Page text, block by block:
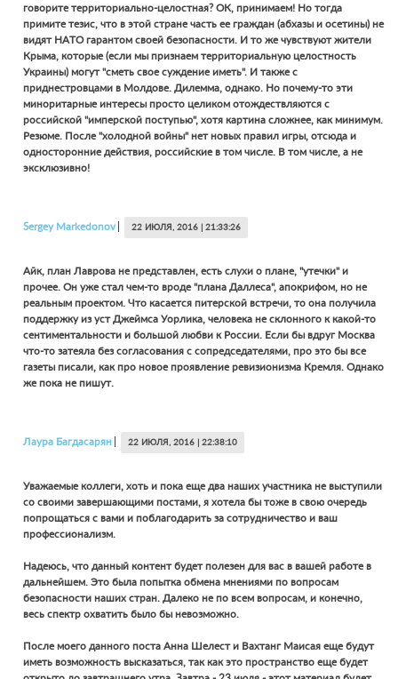
говорите территориально-целостная? ОК, принимаем! Но тогда
примите тезис, что в этой стране часть ее граждан (абхазы и осетины) не
видят НАТО гарантом своей безопасности. И то же чувствуют жители
Крыма, которые (если мы признаем территориальную целостность
Украины) могут "сметь свое суждение иметь". И также с
приднестровцами в Молдове. Дилемма, однако. Но почему-то эти
миноритарные интересы просто целиком отождествляются с
российской "имперской поступью", хотя картина сложнее, как минимум.
Резюме. После "холодной войны" нет новых правил игры, отсюда и
односторонние действия, российские в том числе. В том числе, а не
эксклюзивно!
Sergey Markedonov 22 ИЮЛЯ, 2016 | 21:33:26
Айк, план Лаврова не представлен, есть слухи о плане, "утечки" и
прочее. Он уже стал чем-то вроде "плана Даллеса", апокрифом, но не
реальным проектом. Что касается питерской встречи, то она получила
поддержку из уст Джеймса Уорлика, человека не склонного к какой-то
сентиментальности и большой любви к России. Если бы вдруг Москва
что-то затеяла без согласования с сопредседателями, про это бы все
газеты писали, как про новое проявление ревизионизма Кремля. Однако
же пока не пишут.
Лаура Багдасарян 22 ИЮЛЯ, 2016 | 22:38:10
Уважаемые коллеги, хоть и пока еще два наших участника не выступили
со своими завершающими постами, я хотела бы тоже в свою очередь
попрощаться с вами и поблагодарить за сотрудничество и ваш
профессионализм.
Надеюсь, что данный контент будет полезен для вас в вашей работе в
дальнейшем. Это была попытка обмена мнениями по вопросам
безопасности наших стран. Далеко не по всем вопросам, и конечно,
весь спектр охватить было бы невозможно.
После моего данного поста Анна Шелест и Вахтанг Маисая еще будут
иметь возможность высказаться, так как это пространство еще будет